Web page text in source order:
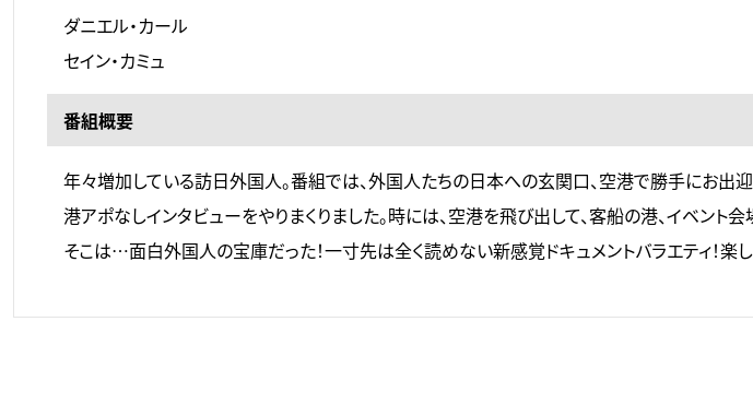
ダニエル・カール
セイン・カミュ
番組概要
年々増加している訪日外国人。番組では、外国人たちの日本への玄関口、空港で勝手にお出
港アポなしインタビューをやりまくりました。時には、空港を飛び出して、客船の港、イベント
そこは…面白外国人の宝庫だった！一寸先は全く読めない新感覚ドキュメントバラエティ！楽し